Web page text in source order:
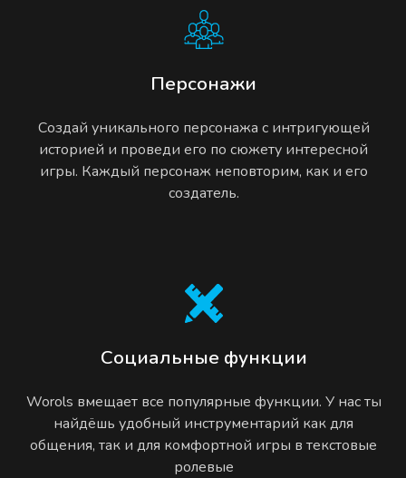
Персонажи
Создай уникального персонажа с интригующей
историей и проведи его по сюжету интересной
игры. Каждый персонаж неповторим, как и его
создатель.
Социальные функции
Worols вмещает все популярные функции. У нас ты
найдёшь удобный инструментарий как для
общения, так и для комфортной игры в текстовые
ролевые